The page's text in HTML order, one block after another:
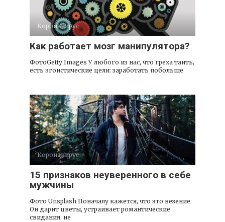
Коронавирус
Как работает мозг манипулятора?
ФотоGetty Images У любого из нас, что греха таить,
есть эгоистические цели: заработать побольше
Коронавирус
15 признаков неуверенного в себе
мужчины
Фото Unsplash Поначалу кажется, что это везение.
Он дарит цветы, устраивает романтические
свидания, не